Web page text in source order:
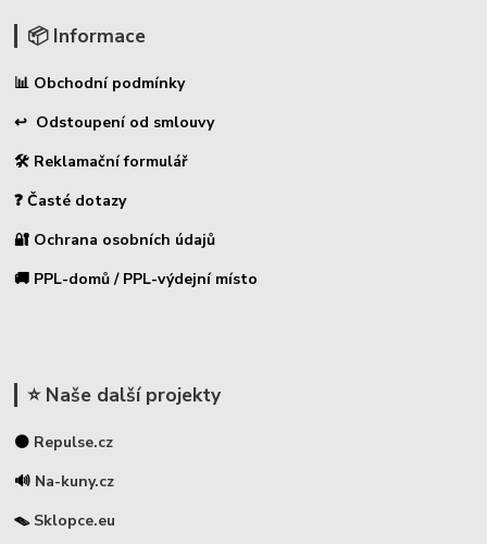
📦 Informace
📊 Obchodní podmínky
↩ Odstoupení od smlouvy
🛠 Reklamační formulář
❓ Časté dotazy
🔐 Ochrana osobních údajů
🚚 PPL-domů / PPL-výdejní místo
⭐ Naše další projekty
⚫ Repulse.cz
🔊 Na-kuny.cz
🪤 Sklopce.eu